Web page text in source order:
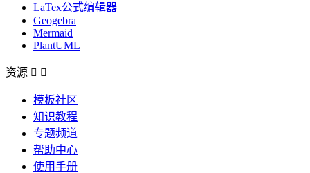
LaTex公式编辑器
Geogebra
Mermaid
PlantUML
资源  
模板社区
知识教程
专题频道
帮助中心
使用手册